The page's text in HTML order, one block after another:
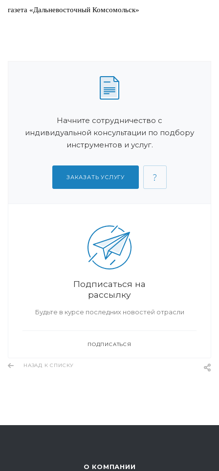
газета «Дальневосточный Комсомольск»
Начните сотрудничество с
индивидуальной консультации по подбору
инструментов и услуг.
ЗАКАЗАТЬ УСЛУГУ
Подписаться на
рассылку
Будьте в курсе последних новостей отрасли
ПОДПИСАТЬСЯ
НАЗАД К СПИСКУ
О КОМПАНИИ